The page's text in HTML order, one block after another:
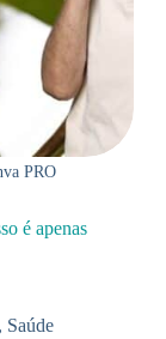
PRO
é apenas
Saúde